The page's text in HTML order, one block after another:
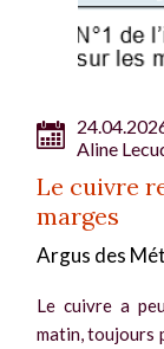
Aline
Le cuivre
marges
Argus des
Le cuivre a
matin, toujours